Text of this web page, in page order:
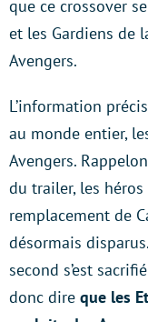
que ce crossover
et les Gardiens de
Avengers.
L’information
au monde entier,
Avengers.
du trailer, les
remplacement de
désormais
second s’est
donc dire que les